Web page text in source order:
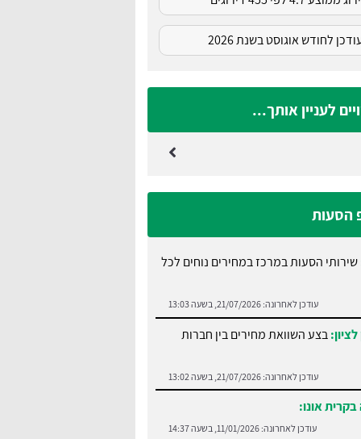
לחודש אוגוסט בשנת 2026
לעניין אותך...
הסעות
שירותי הסעות במרכז במחירים נוחים לכל
עודכן לאחרונה:21/07/2026, בשעה 13:03
בצע השוואת מחירים בין חברות
עודכן לאחרונה:21/07/2026, בשעה 13:02
אונו:
עודכן לאחרונה:11/01/2026, בשעה 14:37